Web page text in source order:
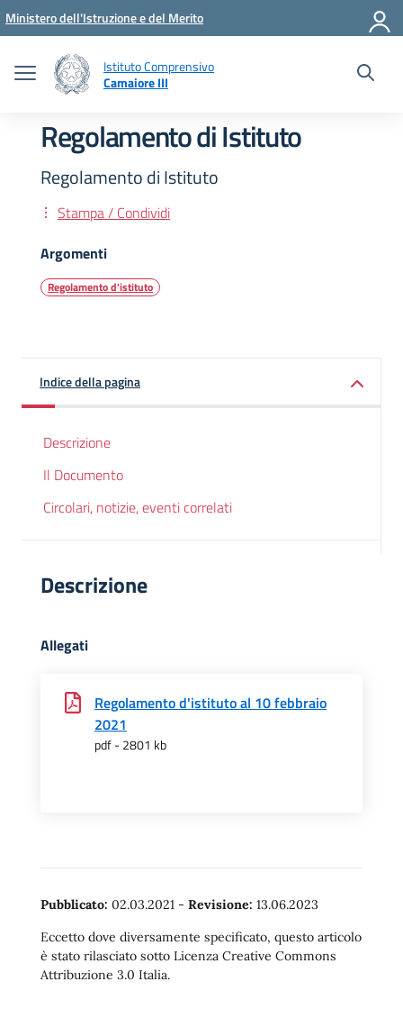
Vai ai contenuti
Vai al menu di navigazione
Vai al footer
Ministero dell'Istruzione e del Merito
Istituto Comprensivo
Camaiore III
Regolamento di Istituto
Regolamento di Istituto
Stampa / Condividi
Argomenti
Regolamento d'istituto
Indice della pagina
Descrizione
Il Documento
Circolari, notizie, eventi correlati
Descrizione
Allegati
Regolamento d'istituto al 10 febbraio
2021
pdf - 2801 kb
Pubblicato: 02.03.2021 - Revisione: 13.06.2023
Eccetto dove diversamente specificato, questo articolo
è stato rilasciato sotto Licenza Creative Commons
Attribuzione 3.0 Italia.